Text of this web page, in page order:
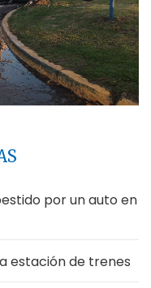
por un auto en
estación de trenes